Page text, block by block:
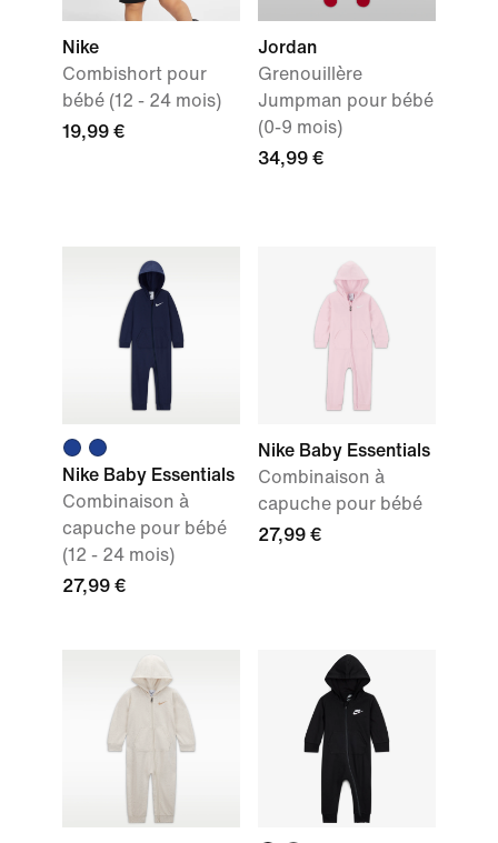
Nike
Combishort pour
bébé (12 - 24 mois)
19,99 €
Jordan
Grenouillère
Jumpman pour bébé
(0-9 mois)
34,99 €
Nike Baby Essentials
Combinaison à
capuche pour bébé
(12 - 24 mois)
27,99 €
Nike Baby Essentials
Combinaison à
capuche pour bébé
27,99 €